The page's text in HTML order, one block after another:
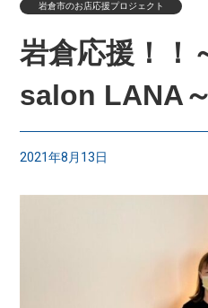
岩倉市のお店応援プロジェクト
岩倉応援！！
salon LANA～
2021年8月13日